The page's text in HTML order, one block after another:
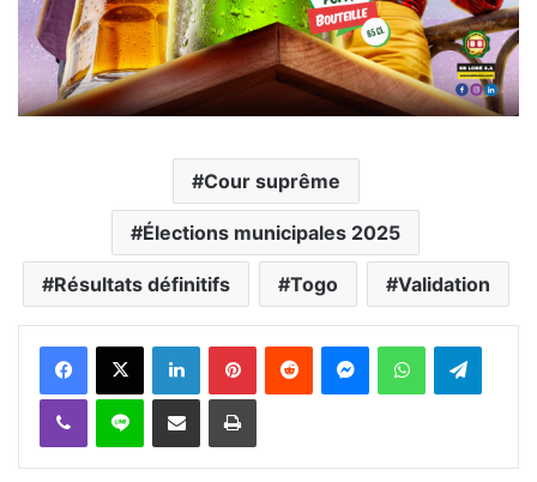
Cour suprême
Élections municipales 2025
Résultats définitifs Togo Validation
FacebookX Linkedin PinterestReddit MessengerWhatsAppTelegram
Viber Ligne Partager par email Imprimer